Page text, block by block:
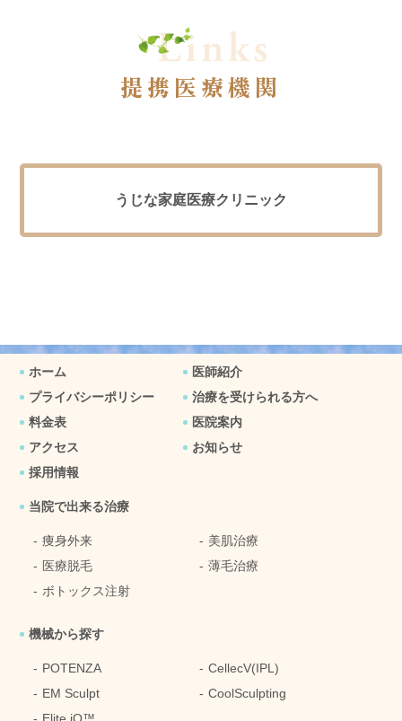
提携医療機関
うじな家庭医療クリニック
ホーム
医師紹介
プライバシーポリシー
治療を受けられる方へ
料金表
医院案内
アクセス
お知らせ
採用情報
当院で出来る治療
痩身外来
美肌治療
医療脱毛
薄毛治療
ボトックス注射
機械から探す
POTENZA
CellecV(IPL)
EM Sculpt
CoolSculpting